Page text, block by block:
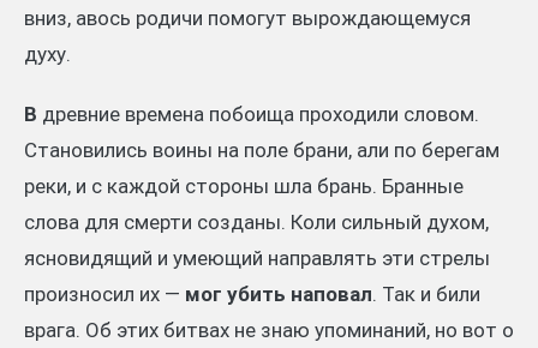
вниз, авось родичи помогут вырождающемуся
духу.
В древние времена побоища проходили словом.
Становились воины на поле брани, али по берегам
реки, и с каждой стороны шла брань. Бранные
слова для смерти созданы. Коли сильный духом,
ясновидящий и умеющий направлять эти стрелы
произносил их — мог убить наповал. Так и били
врага. Об этих битвах не знаю упоминаний, но вот о